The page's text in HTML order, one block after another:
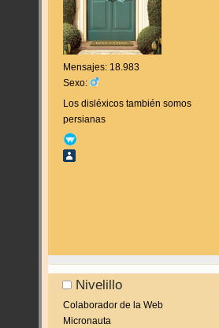
Mensajes: 18.983
Sexo:
Los disléxicos también somos
persianas
Nivelillo
Colaborador de la Web
Micronauta